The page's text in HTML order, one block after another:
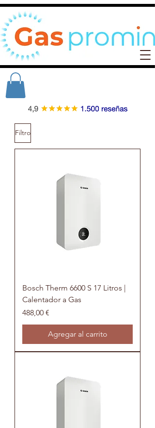
Filtro
Bosch Therm 6600 S 17 Litros |
Calentador a Gas
Precio
488,00 €
Agregar al carrito